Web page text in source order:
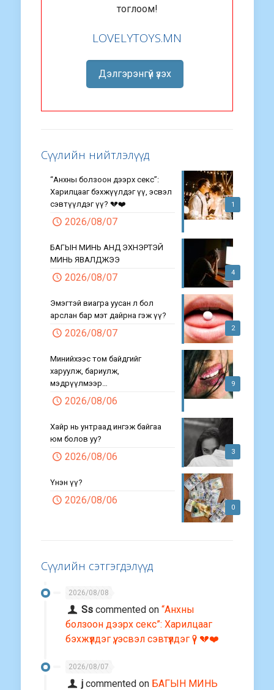
тоглоом!
LOVELYTOYS.MN
Дэлгэрэнгүй үзэх
Сүүлийн нийтлэлүүд
1
“Анхны болзоон дээрх секс”:
Харилцааг бэхжүүлдэг үү, эсвэл
сэвтүүлдэг үү? 💔❤️
2026/08/07
4
БАГЫН МИНЬ АНД ЭХНЭРТЭЙ
МИНЬ ЯВАЛДЖЭЭ
2026/08/07
2
Эмэгтэй виагра уусан л бол
арслан бар мэт дайрна гэж үү?
2026/08/07
9
Минийхээс том байдгийг
харуулж, бариулж,
мэдрүүлмээр…
2026/08/06
3
Хайр нь унтраад ингэж байгаа
юм болов уу?
2026/08/06
0
Үнэн үү?
2026/08/06
Сүүлийн сэтгэгдэлүүд
2026/08/08
Ss commented on“Анхны
болзоон дээрх секс”: Харилцааг
бэхжүүлдэг үү, эсвэл сэвтүүлдэг үү? 💔❤️
2026/08/07
j commented on БАГЫН МИНЬ